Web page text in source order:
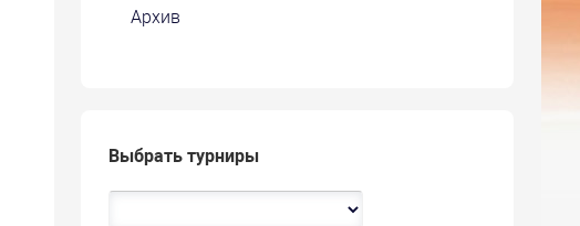
Архив
Выбрать турниры